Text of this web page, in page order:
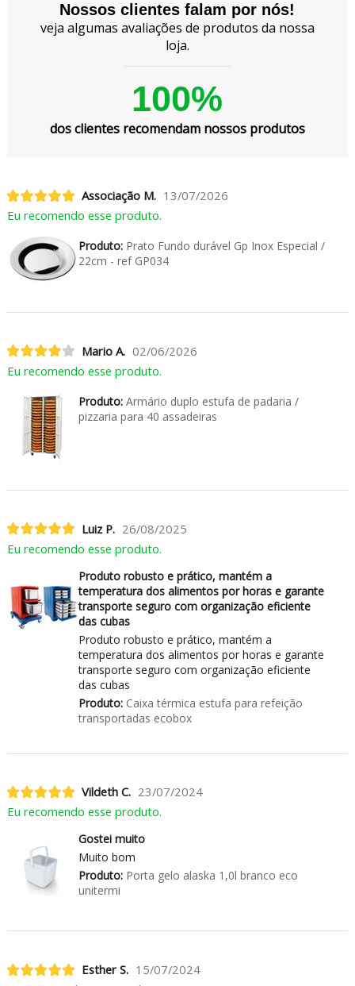
Nossos clientes falam por nós!
veja algumas avaliações de produtos da nossa
loja.
100%
dos clientes recomendam nossos produtos
Associação M. 13/07/2026
Eu recomendo esse produto.
Produto:Prato Fundo durável Gp Inox Especial /
22cm - ref GP034
Mario A. 02/06/2026
Eu recomendo esse produto.
Produto:Armário duplo estufa de padaria /
pizzaria para 40 assadeiras
Luiz P. 26/08/2025
Eu recomendo esse produto.
Produto robusto e prático, mantém a
temperatura dos alimentos por horas e garante
transporte seguro com organização eficiente
das cubas
Produto robusto e prático, mantém a
temperatura dos alimentos por horas e garante
transporte seguro com organização eficiente
das cubas
Produto:Caixa térmica estufa para refeição
transportadas ecobox
Vildeth C. 23/07/2024
Eu recomendo esse produto.
Gostei muito
Muito bom
Produto:Porta gelo alaska 1,0l branco eco
unitermi
Esther S. 15/07/2024